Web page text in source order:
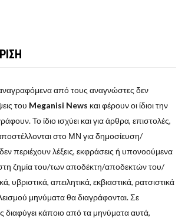
αναγραφόμενα από τους αναγνώστες δεν
του Meganisi News και φέρουν οι ίδιοι την
Το ίδιο ισχύει και για άρθρα, επιστολές,
στο ΜΝ για δημοσίευση/
περιέχουν λέξεις, εκφράσεις ή υπονοούμενα
ζημία του/των αποδέκτη/αποδεκτών του/
υβριστικά, απειλητικά, εκβιαστικά, ρατσιστικά
μηνύματα θα διαγράφονται. Σε
κάποιο από τα μηνύματα αυτά,